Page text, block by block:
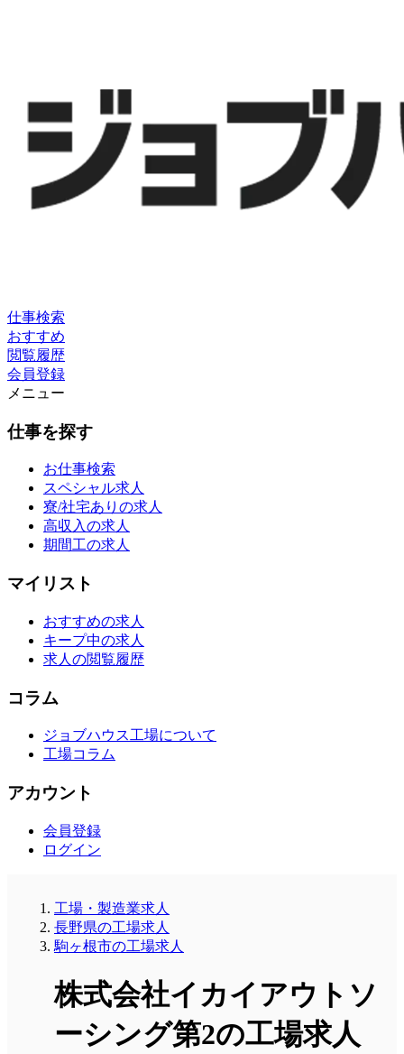
仕事検索
おすすめ
閲覧履歴
会員登録
メニュー
仕事を探す
お仕事検索
スペシャル求人
寮/社宅ありの求人
高収入の求人
期間工の求人
マイリスト
おすすめの求人
キープ中の求人
求人の閲覧履歴
コラム
ジョブハウス工場について
工場コラム
アカウント
会員登録
ログイン
工場・製造業求人
長野県の工場求人
駒ヶ根市の工場求人
株式会社イカイアウトソ
ーシング第2の工場求人